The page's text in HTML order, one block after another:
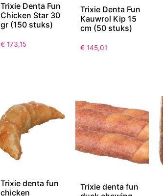
Trixie Denta Fun
Chicken Star 30
gr (150 stuks)
€ 173,15
Trixie Denta Fun
Kauwrol Kip 15
cm (50 stuks)
€ 145,01
Trixie denta fun
chicken
Trixie denta fun